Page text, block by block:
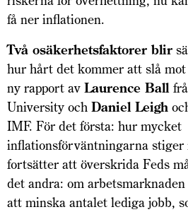
få ner inflationen.
Två osäkerhetsfaktorer blir
hur hårt det kommer att slå
ny rapport av Laurence Ball
University och Daniel Leigh
IMF. För det första: hur mycket
inflationsförväntningarna stiger
fortsätter att överskrida Feds
det andra: om
att minska antalet lediga jobb,